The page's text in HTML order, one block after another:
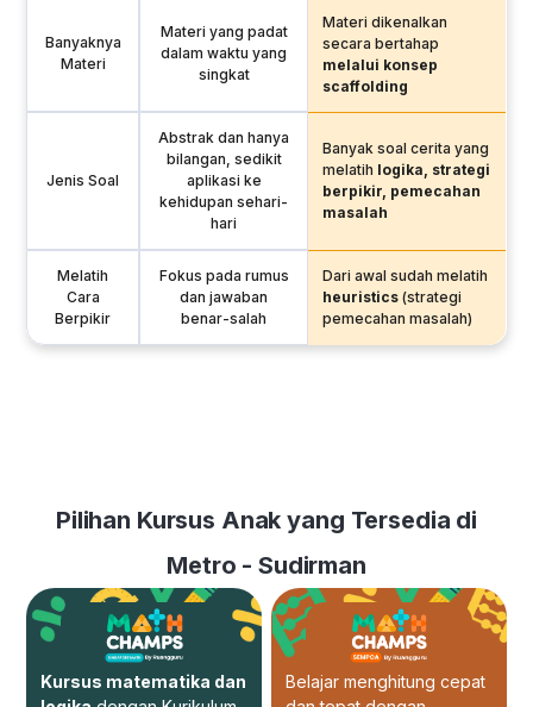
Banyaknya
Materi
Materi yang padat
dalam waktu yang
singkat
Materi dikenalkan
secara bertahap
melalui konsep
scaffolding
Jenis Soal
Abstrak dan hanya
bilangan, sedikit
aplikasi ke
kehidupan sehari-
hari
Banyak soal cerita yang
melatih logika, strategi
berpikir, pemecahan
masalah
Melatih
Cara
Berpikir
Fokus pada rumus
dan jawaban
benar-salah
Dari awal sudah melatih
heuristics (strategi
pemecahan masalah)
Pilihan Kursus Anak yang Tersedia di
Metro - Sudirman
Kursus matematika dan
Belajar menghitung cepat